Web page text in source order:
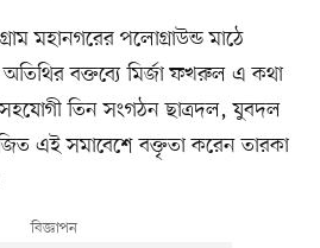
মহানগরের পলোগ্রাউন্ড মাঠে
অতিথির বক্তব্যে মির্জা ফখরুল এ কথা
তিন সংগঠন ছাত্রদল, যুবদল
এই সমাবেশে বক্তৃতা করেন তারকা